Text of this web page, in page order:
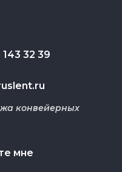
32 39
мне
конвейерных